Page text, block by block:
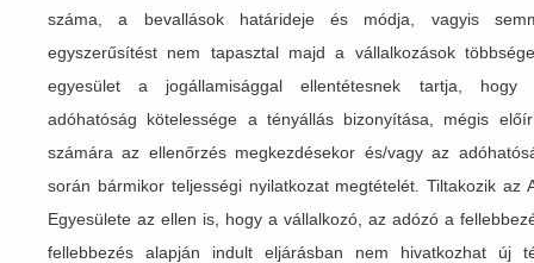
száma, a bevallások határideje és módja, vagyis
egyszerűsítést nem tapasztal majd a vállalkozások
egyesület a jogállamisággal ellentétesnek tartja, hogy
adóhatóság kötelessége a tényállás bizonyítása, mégis
számára az ellenőrzés megkezdésekor és/vagy az
során bármikor teljességi nyilatkozat megtételét. Tiltakozik az
Egyesülete az ellen is, hogy a vállalkozó, az adózó a
fellebbezés alapján indult eljárásban nem hivatkozhat új